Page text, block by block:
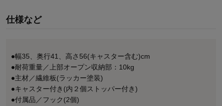
仕様など
●幅35、奥行41、高さ56(キャスター含む)cm
●耐荷重量／上部オープン収納部：10kg
●主材／繊維板(ラッカー塗装)
●キャスター付き(内２個ストッパー付き)
●付属品／フック(2個)